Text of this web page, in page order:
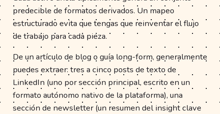
predecible de formatos derivados. Un mapeo
estructurado evita que tengas que reinventar el flujo
de trabajo para cada pieza.
De un artículo de blog o guía long-form, generalmente
puedes extraer: tres a cinco posts de texto de
LinkedIn (uno por sección principal, escrito en un
formato autónomo nativo de la plataforma), una
sección de newsletter (un resumen del insight clave